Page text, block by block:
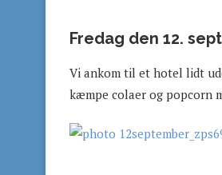
Fredag den 12.
Vi ankom til et hotel lidt
kæmpe colaer og popcorn